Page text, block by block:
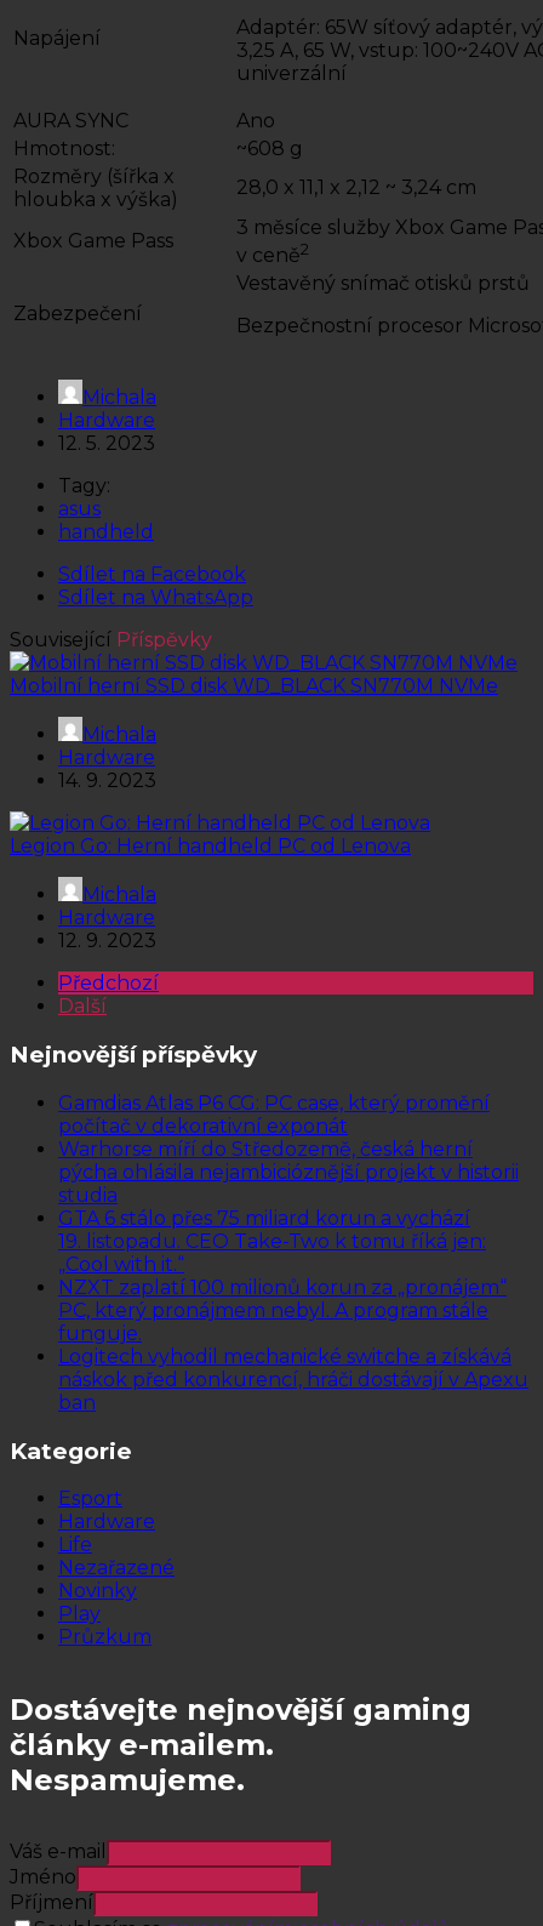
Napájení
Adaptér: 65W síťový adaptér,
3,25 A, 65 W, vstup: 100~240V
univerzální
AURA SYNC
Ano
Hmotnost:
~608 g
Rozměry (šířka x
hloubka x výška)
28,0 x 11,1 x 2,12 ~ 3,24 cm
Xbox Game Pass
3 měsíce služby Xbox Game
v ceně2
Zabezpečení
Vestavěný snímač otisků prstů
Bezpečnostní procesor
Michala
Hardware
12. 5. 2023
Tagy:
asus
handheld
Sdílet na Facebook
Sdílet na WhatsApp
Související Příspěvky
Mobilní herní SSD disk WD_BLACK SN770M NVMe
Michala
Hardware
14. 9. 2023
Legion Go: Herní handheld PC od Lenova
Michala
Hardware
12. 9. 2023
Předchozí
Další
Nejnovější příspěvky
Gamdias Atlas P6 CG: PC case, který promění
počítač v dekorativní exponát
Warhorse míří do Středozemě, česká herní
pýcha ohlásila nejambicióznější projekt v historii
studia
GTA 6 stálo přes 75 miliard korun a vychází
19. listopadu. CEO Take-Two k tomu říká jen:
„Cool with it.“
NZXT zaplatí 100 milionů korun za „pronájem“
PC, který pronájmem nebyl. A program stále
funguje.
Logitech vyhodil mechanické switche a získává
náskok před konkurencí, hráči dostávají v Apexu
ban
Kategorie
Esport
Hardware
Life
Nezařazené
Novinky
Play
Průzkum
Dostávejte nejnovější gaming
články e-mailem.
Nespamujeme.
Váš e-mail
Jméno
Příjmení